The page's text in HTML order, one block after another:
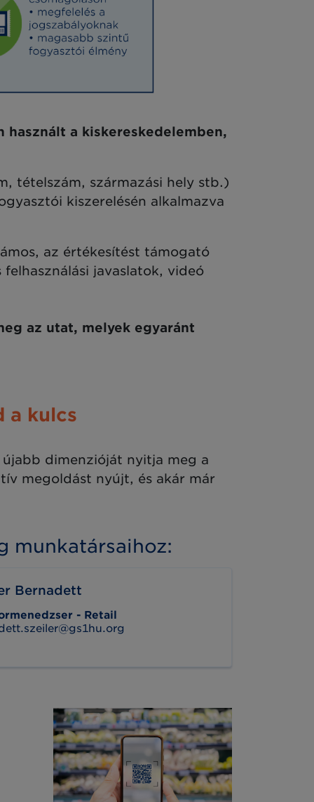
a kiskereskedelemben,
tételszám, származási hely stb.)
kiszerelésén alkalmazva
az értékesítést támogató
javaslatok, videó
az utat, melyek egyaránt
a kulcs
dimenzióját nyitja meg a
megoldást nyújt, és akár már
munkatársaihoz:
Bernadett
- Retail